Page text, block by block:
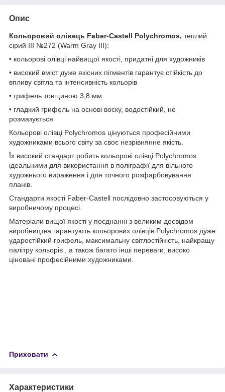
Опис
Кольоровий олівець Faber-Castell Polychromos, теплий
сірий III №272 (Warm Gray III):
• кольорові олівці найвищої якості, придатні для художників
• високий вміст дуже якісних пігментів гарантує стійкість до
впливу світла та інтенсивність кольорів
• грифель товщиною 3,8 мм
• гладкий грифель на основі воску, водостійкий, не
розмазується
Кольорові олівці Polychromos цінуються професійними
художниками всього світу за своє незрівнянне якість.
Їх високий стандарт робить кольорові олівці Polychromos
ідеальними для використання в поліграфії для вільного
художнього вираження і для точного розфарбовування
планів.
Стандарти якості Faber-Castell послідовно застосовуються у
виробничому процесі.
Матеріали вищої якості у поєднанні з великим досвідом
виробництва гарантують кольорових олівців Polychromos дуже
ударостійкий грифель, максимальну світлостійкість, найкращу
палітру кольорів , а також багато інші переваги, високо
ціновані професійними художниками.
Приховати
Характеристики